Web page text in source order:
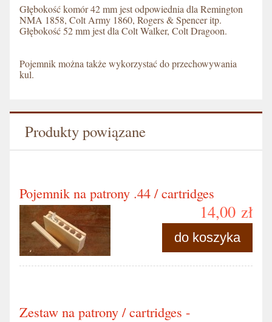
Głębokość komór 42 mm jest odpowiednia dla Remington
NMA 1858, Colt Army 1860, Rogers & Spencer itp.
Głębokość 52 mm jest dla Colt Walker, Colt Dragoon.
Pojemnik można także wykorzystać do przechowywania
kul.
Produkty powiązane
Pojemnik na patrony .44 / cartridges
14,00 zł
do koszyka
Zestaw na patrony / cartridges -